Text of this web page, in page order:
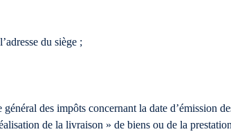
du siège ;
des impôts concernant la date d’émission
de la livraison » de biens ou de la